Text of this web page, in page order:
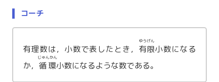
コーチ
有理数は，小数で表したとき， 有限
ゆうげん
小数になる
か， 循環
じゅんかん
小数になるような数である。